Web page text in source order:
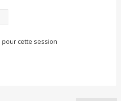
pour cette session